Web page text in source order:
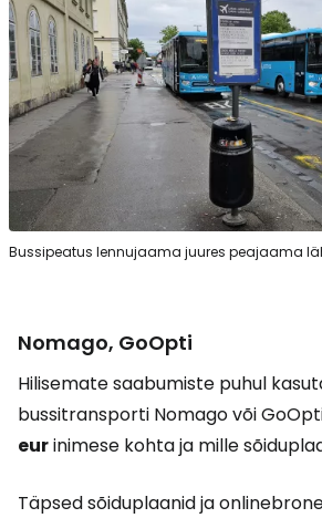
Bussipeatus lennujaama juures peajaama
Nomago, GoOpti
Hilisemate saabumiste puhul
bussitransporti Nomago või
eurinimese kohta ja mille
Täpsed sõiduplaanid ja